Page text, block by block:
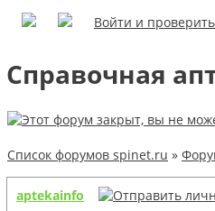
Войти и
Справочная
Список форумов spinet.ru »
aptekainfo